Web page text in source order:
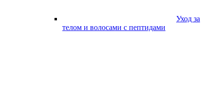
Уход за
телом и волосами с пептидами